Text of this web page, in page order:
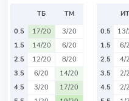
ТБ
ТМ
0.5
17/20
3/20
1.5
14/20
6/20
2.5
12/20
8/20
3.5
6/20
14/20
4.5
3/20
17/20
0.5
1.5
6/
2.5
4/
3.5
2/
4.5
2/